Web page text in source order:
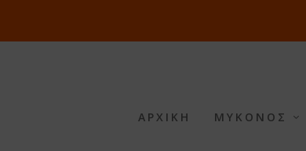
ΑΡΧΙΚΗ ΜΥΚΟΝΟΣ